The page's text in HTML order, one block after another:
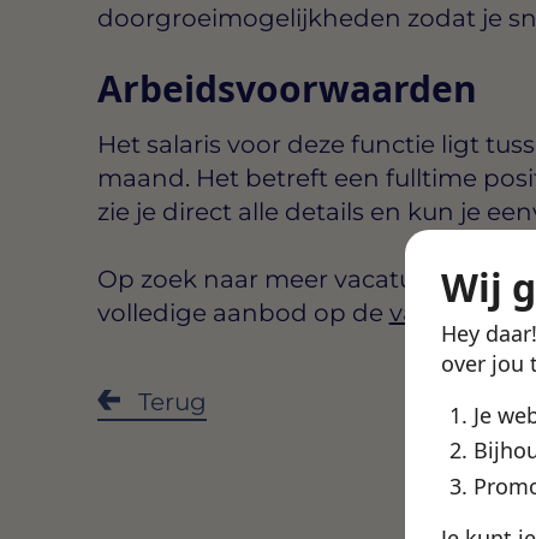
Wij
Hey
over jou
Je
doorgroeimogelijkheden zodat je
Arbeidsvoorwaarden
Het salaris voor deze functie ligt
maand. Het betreft een fulltime
zie je direct alle details en kun je
Op zoek naar meer vacatures in
volledige aanbod op de vacatures
Terug